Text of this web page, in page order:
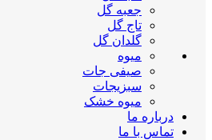
جعبه گل
تاج گل
گلدان گل
میوه
صیفی جات
سبزیجات
میوه خشک
درباره ما
تماس با ما